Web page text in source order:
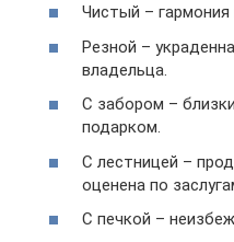
Чистый – гармония
Резной –
владельца.
С забором –
подарком.
С лестницей –
оценена по
С печкой –